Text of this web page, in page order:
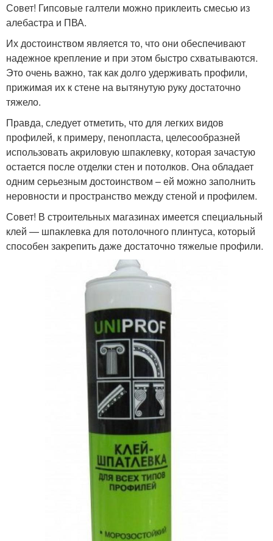
Совет! Гипсовые галтели можно приклеить смесью из
алебастра и ПВА.
Их достоинством является то, что они обеспечивают
надежное крепление и при этом быстро схватываются.
Это очень важно, так как долго удерживать профили,
прижимая их к стене на вытянутую руку достаточно
тяжело.
Правда, следует отметить, что для легких видов
профилей, к примеру, пенопласта, целесообразней
использовать акриловую шпаклевку, которая зачастую
остается после отделки стен и потолков. Она обладает
одним серьезным достоинством – ей можно заполнить
неровности и пространство между стеной и профилем.
Совет! В строительных магазинах имеется специальный
клей — шпаклевка для потолочного плинтуса, который
способен закрепить даже достаточно тяжелые профили.